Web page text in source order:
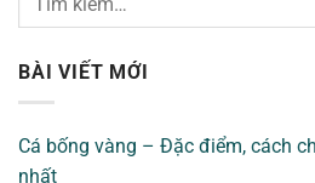
BÀI VIẾT MỚI
Cá bống vàng – Đặc điểm, cách
nhất